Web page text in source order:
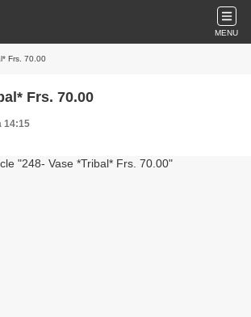
MENU
Frs. 70.00
248- Vase *Tribal* Frs. 70.00
14:15